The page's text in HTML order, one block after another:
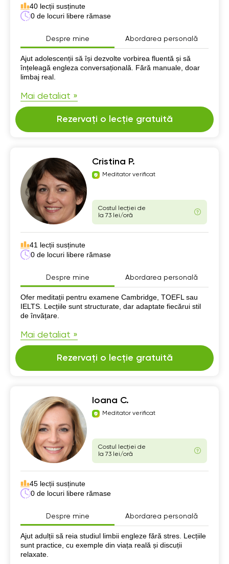
40 lecții susținute
0 de locuri libere rămase
Despre mine Abordarea personală
Despre mine
Ajut adolescenții să își dezvolte vorbirea fluentă și să
înțeleagă engleza conversațională. Fără manuale, doar
limbaj real.
Mai detaliat »
Rezervați o lecție gratuită
Cristina P.
Meditator verificat
Costul lecției de
la 73 lei/oră
41 lecții susținute
0 de locuri libere rămase
Despre mine Abordarea personală
Despre mine
Ofer meditații pentru examene Cambridge, TOEFL sau
IELTS. Lecțiile sunt structurate, dar adaptate fiecărui stil
de învățare.
Mai detaliat »
Rezervați o lecție gratuită
Ioana C.
Meditator verificat
Costul lecției de
la 73 lei/oră
45 lecții susținute
0 de locuri libere rămase
Despre mine Abordarea personală
Despre mine
Ajut adulții să reia studiul limbii engleze fără stres. Lecțiile
sunt practice, cu exemple din viața reală și discuții
relaxate.